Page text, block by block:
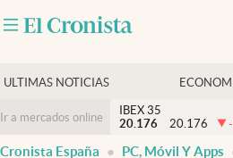
Criptomonedas
ULTIMAS NOTICIAS
Ir a mercados online
IBEX 35
20.176
20.176
Cronista España PC, Móvil Y Apps